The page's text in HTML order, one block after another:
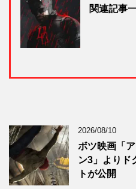
関連記事
2026/08/10
ボツ映画「
ン3」よりド
トが公開